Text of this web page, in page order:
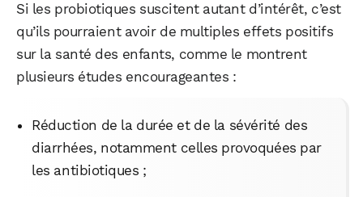
Si les probiotiques suscitent autant d’intérêt, c’est
qu’ils pourraient avoir de multiples effets positifs
sur la santé des enfants, comme le montrent
plusieurs études encourageantes :
Réduction de la durée et de la sévérité des
diarrhées, notamment celles provoquées par
les antibiotiques ;